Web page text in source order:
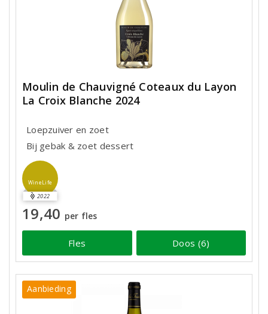
Moulin de Chauvigné Coteaux du Layon
La Croix Blanche 2024
Loepzuiver en zoet
Bij gebak & zoet dessert
WineLife
2022
19,40 per fles
Fles Doos (6)
Aanbieding